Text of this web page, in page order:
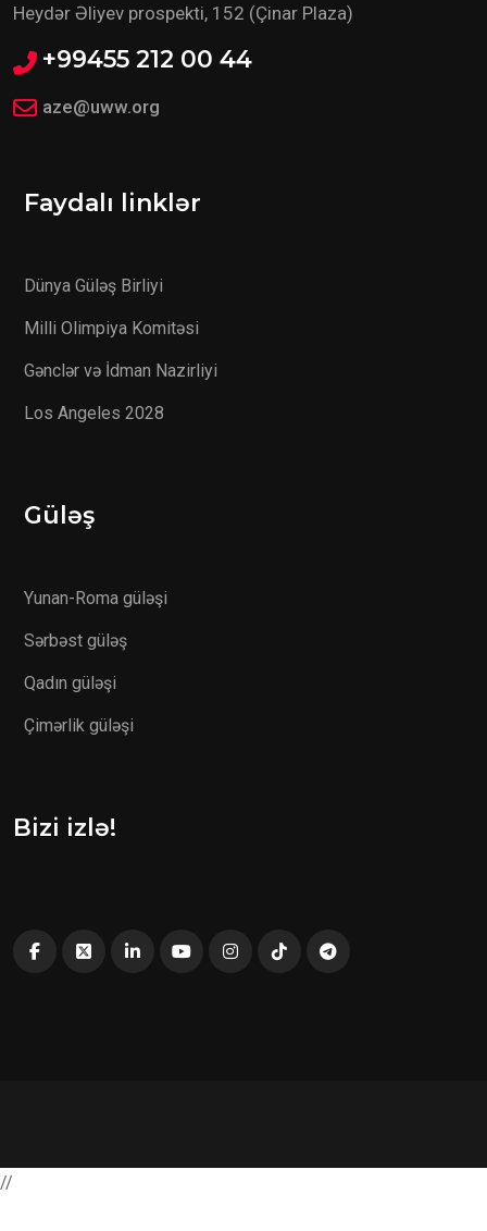
Heydər Əliyev prospekti, 152 (Çinar Plaza)
+99455 212 00 44
aze@uww.org
Faydalı linklər
Dünya Güləş Birliyi
Milli Olimpiya Komitəsi
Gənclər və İdman Nazirliyi
Los Angeles 2028
Güləş
Yunan-Roma güləşi
Sərbəst güləş
Qadın güləşi
Çimərlik güləşi
Bizi izlə!
//